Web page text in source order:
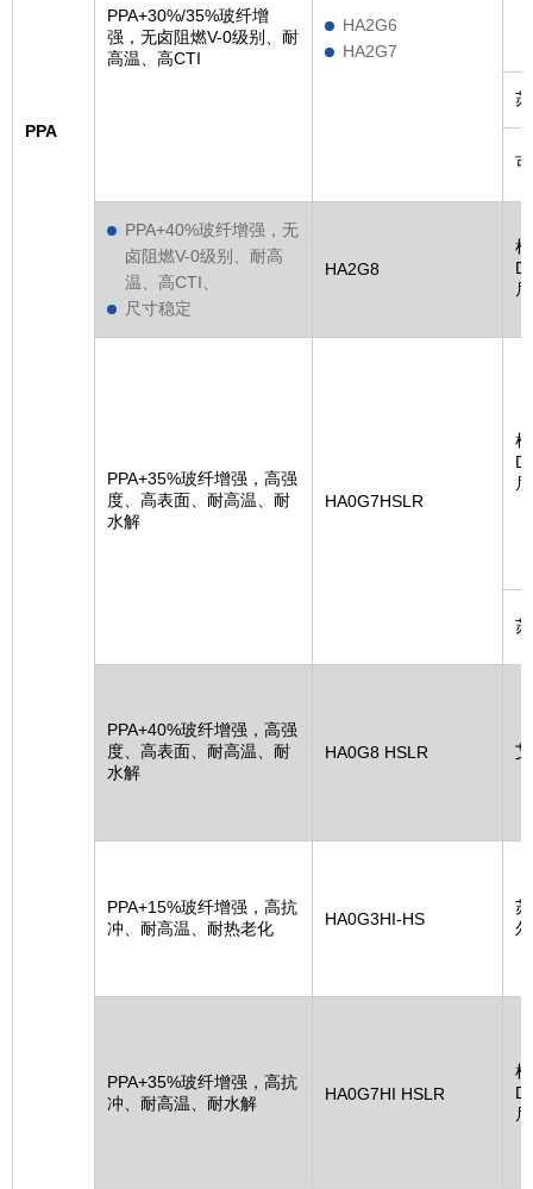
PPA
PPA+30%/35%玻纤增
强，无卤阻燃V-0级别、耐
高温、高CTI
HA2G6
HA2G7
PPA+40%玻纤增强，无
卤阻燃V-0级别、耐高
温、高CTI、
尺寸稳定
HA2G8
PPA+35%玻纤增强，高强
度、高表面、耐高温、耐
水解
HA0G7HSLR
PPA+40%玻纤增强，高强
度、高表面、耐高温、耐
水解
HA0G8 HSLR
PPA+15%玻纤增强，高抗
冲、耐高温、耐热老化
HA0G3HI-HS
PPA+35%玻纤增强，高抗
冲、耐高温、耐水解
HA0G7HI HSLR